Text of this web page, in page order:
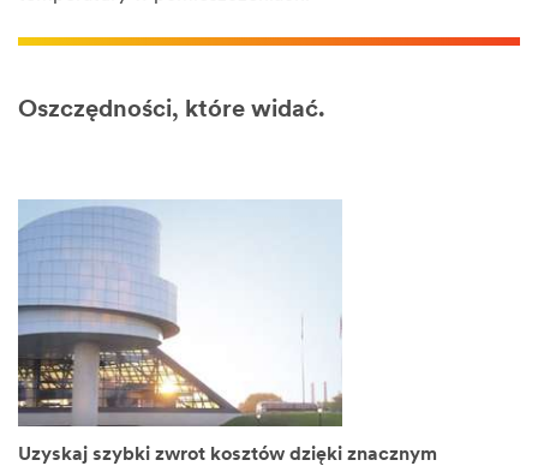
Oszczędności, które widać.
Uzyskaj szybki zwrot kosztów dzięki znacznym